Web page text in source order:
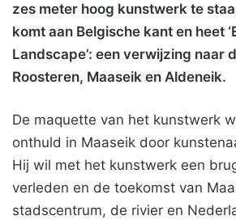
zes meter hoog kunstwerk te
komt aan Belgische kant en heet
Landscape’: een verwijzing naar
Roosteren, Maaseik en Aldeneik.
De maquette van het kunstwerk
onthuld in Maaseik door
Hij wil met het kunstwerk een
verleden en de toekomst van
stadscentrum, de rivier en